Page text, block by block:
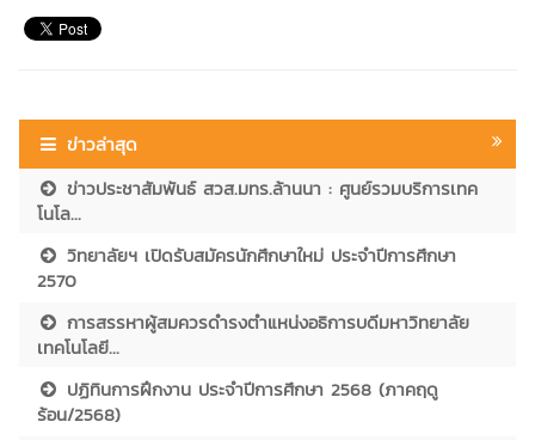
ข่าวล่าสุด
ข่าวประชาสัมพันธ์ สวส.มทร.ล้านนา : ศูนย์รวมบริการเทค
โนโล...
วิทยาลัยฯ เปิดรับสมัครนักศึกษาใหม่ ประจำปีการศึกษา
2570
การสรรหาผู้สมควรดำรงตำแหน่งอธิการบดีมหาวิทยาลัย
เทคโนโลยี...
ปฏิทินการฝึกงาน ประจำปีการศึกษา 2568 (ภาคฤดู
ร้อน/2568)